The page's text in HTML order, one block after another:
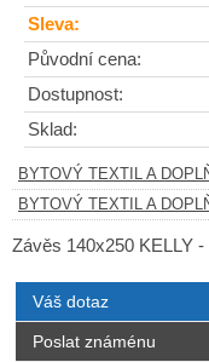
Sleva:
Původní cena:
Dostupnost:
Sklad:
BYTOVÝ TEXTIL A
BYTOVÝ TEXTIL A
Závěs 140x250 KELLY
Váš dotaz
Poslat známénu